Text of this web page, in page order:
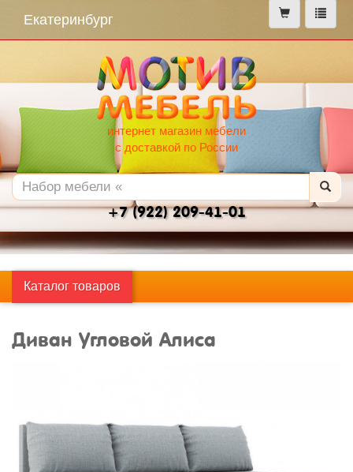
меню
Екатеринбург
интернет магазин мебели
с доставкой по России
+7 (922) 209-41-01
Каталог товаров
Диван Угловой Алиса